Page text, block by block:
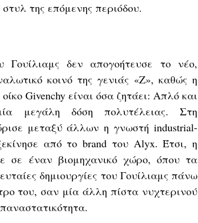
της επόμενης περιόδου.
δεν απογοήτευσε το νέο,
κοινό της γενιάς «Z», καθώς η
Givenchy είναι όσα ζητάει: Απλό και
μεγάλη δόση πολυτέλειας. Στη
μεταξύ άλλων η γνωστή industrial-
από το brand του Alyx. Έτσι, η
σε έναν βιομηχανικό χώρο, όπου τα
δημιουργίες του Γουίλιαμς πάνω
του, σαν μία άλλη πίστα νυχτερινού